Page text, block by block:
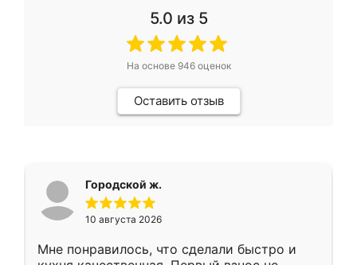
5.0 из 5
На основе 946оценок
Оставить отзыв
Городской ж.
10 августа 2026
Мне понравилось, что сделали быстро и